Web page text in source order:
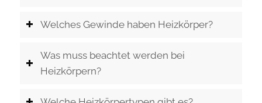
Welches Gewinde haben Heizkörper?
Was muss beachtet werden bei
Heizkörpern?